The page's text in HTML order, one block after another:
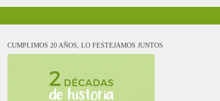
CUMPLIMOS 20 AÑOS, LO FESTEJAMOS JUNTOS